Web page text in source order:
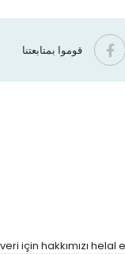
قوموا بمتابعتنا
için hakkımızı